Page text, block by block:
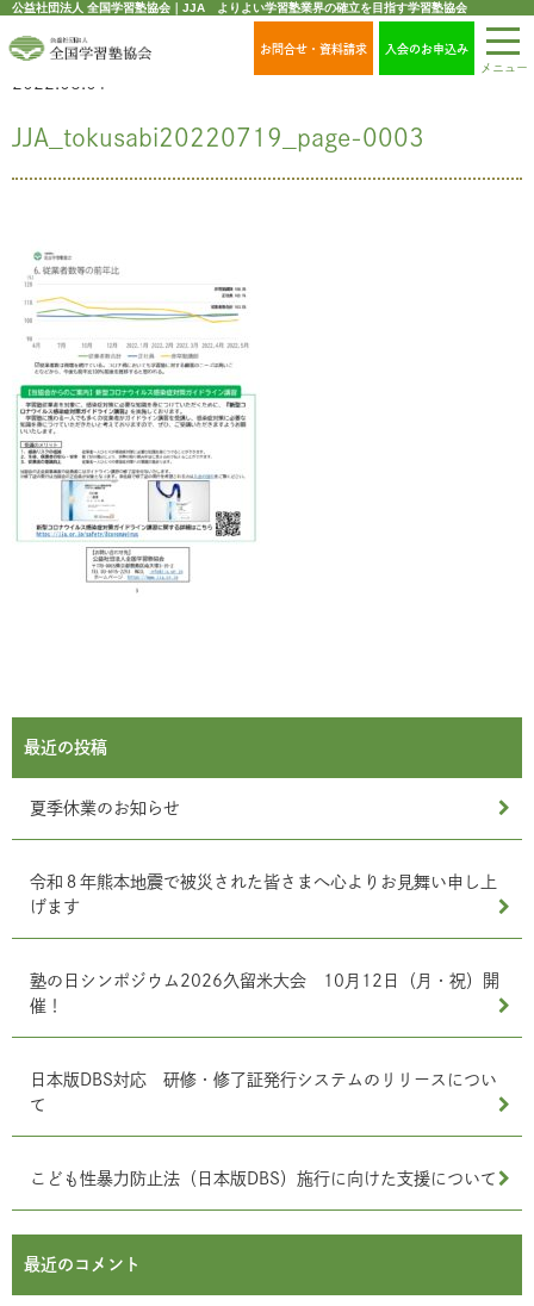
公益社団法人 全国学習塾協会｜JJA よりよい学習塾業界の確立を目指す学習塾協会
お問合せ・資料請求
入会のお申込み
メニュー
2022.08.01
JJA_tokusabi20220719_page-0003
最近の投稿
夏季休業のお知らせ
令和８年熊本地震で被災された皆さまへ心よりお見舞い申し上
げます
塾の日シンポジウム2026久留米大会 10月12日（月・祝）開
催！
日本版DBS対応 研修・修了証発行システムのリリースについ
て
こども性暴力防止法（日本版DBS）施行に向けた支援について
最近のコメント